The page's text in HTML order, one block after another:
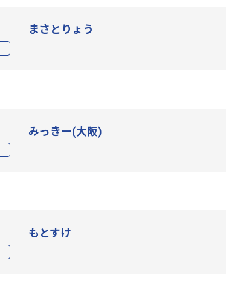
まさとりょう
みっきー(大阪)
もとすけ